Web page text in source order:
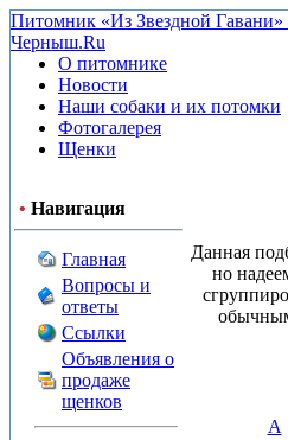
Питомник «Из Звездной Гавани»
Черныш.Ru
О питомнике
Новости
Наши собаки и их потомки
Фотогалерея
Щенки
• Навигация
Главная
Вопросы и
ответы
Ссылки
Объявления о
продаже
щенков
Данная
но
A